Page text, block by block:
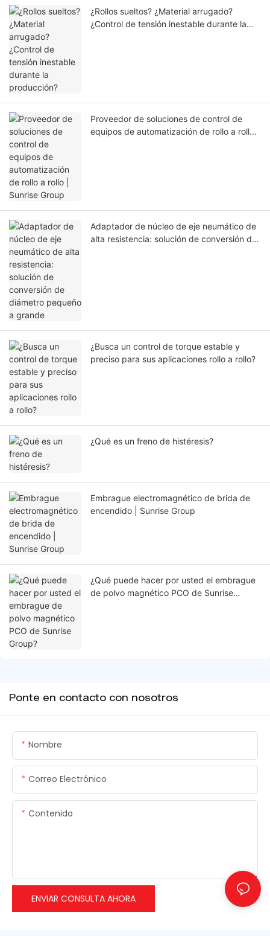
¿Rollos sueltos? ¿Material arrugado?
¿Control de tensión inestable durante la
Proveedor de soluciones de control de
equipos de automatización de rollo a rollo |
Adaptador de núcleo de eje neumático de
alta resistencia: solución de conversión de
¿Busca un control de torque estable y
preciso para sus aplicaciones rollo a rollo?
¿Qué es un freno de histéresis?
Embrague electromagnético de brida de
encendido | Sunrise Group
¿Qué puede hacer por usted el embrague
de polvo magnético PCO de Sunrise
Ponte en contacto con nosotros
Nombre
Correo Electrónico
Contenido
ENVIAR CONSULTA AHORA